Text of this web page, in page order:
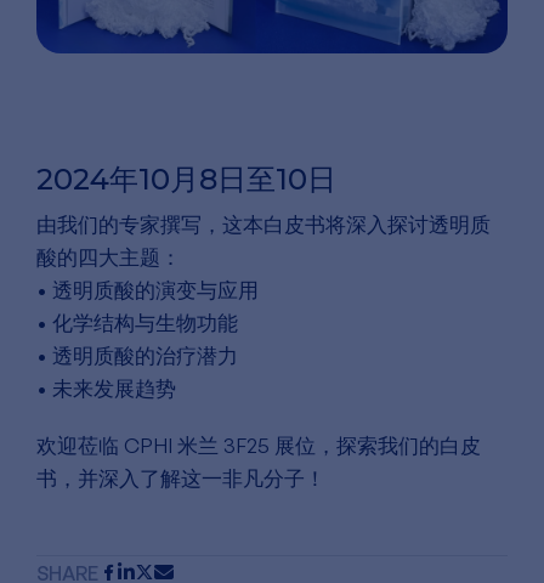
2024年10月8日至10日
由我们的专家撰写，这本白皮书将深入探讨透明质
酸的四大主题：
• 透明质酸的演变与应用
• 化学结构与生物功能
• 透明质酸的治疗潜力
• 未来发展趋势
欢迎莅临 CPHI 米兰 3F25 展位，探索我们的白皮
书，并深入了解这一非凡分子！
SHARE